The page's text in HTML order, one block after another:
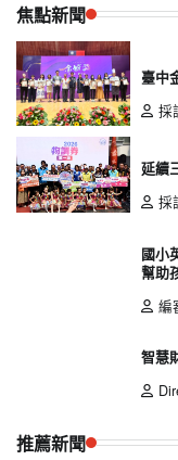
焦點新聞
臺中
採
延續
採
國小
幫助
編
智慧
推薦新聞